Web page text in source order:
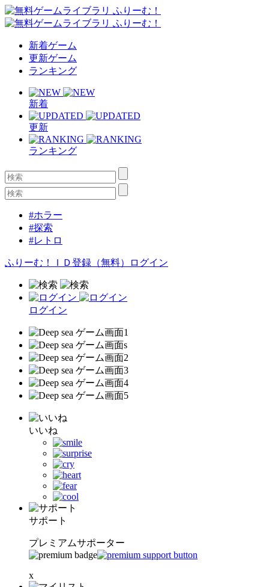
新着ゲーム
更新ゲーム
ランキング
新着
更新
ランキング
#ホラー
#探索
#レトロ
ふりーむ！ＩＤ登録（無料） ログイン
ログイン
いいね
サポート
プレミアムサポーター
x